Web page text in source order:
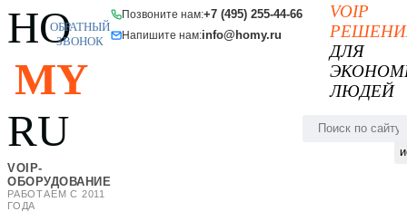
HO
MY
RU
VOIP-
ОБОРУДОВАНИЕ
РАБОТАЕМ С 2011
ГОДА
Позвоните нам:+7 (495) 255-44-66
Напишите нам:info@homy.ru
ОБРАТНЫЙ
ЗВОНОК
VOIP
ДЛЯ
ЛЮДЕЙ